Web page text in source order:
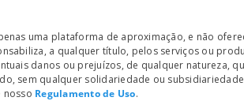
uma plataforma de aproximação, e não
a qualquer título, pelos serviços ou
danos ou prejuízos, de qualquer natureza,
sem qualquer solidariedade ou
nosso Regulamento de Uso.